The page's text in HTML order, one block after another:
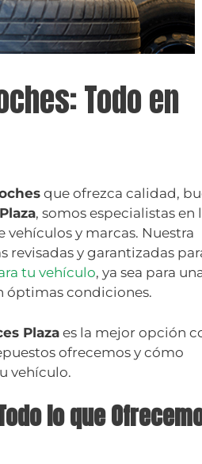
Todo en
que ofrezca calidad,
, somos especialistas en
vehículos y marcas. Nuestra
y garantizadas
tu vehículo, ya sea para
óptimas condiciones.
Plazaes la mejor opción
ofrecemos y cómo
vehículo.
lo que